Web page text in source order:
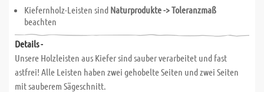
Kiefernholz-Leisten sind Naturprodukte -> Toleranzmaß
beachten
Details -
Unsere Holzleisten aus Kiefer sind sauber verarbeitet und fast
astfrei! Alle Leisten haben zwei gehobelte Seiten und zwei Seiten
mit sauberem Sägeschnitt.